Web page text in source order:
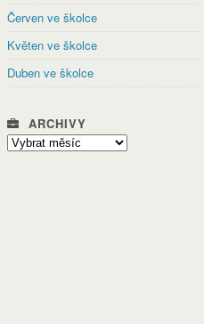
Červen ve školce
Květen ve školce
Duben ve školce
ARCHIVY
Archivy